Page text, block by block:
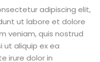
adipiscing elit,
ut labore et dolore
veniam, quis nostrud
ut aliquip ex ea
irure dolor in